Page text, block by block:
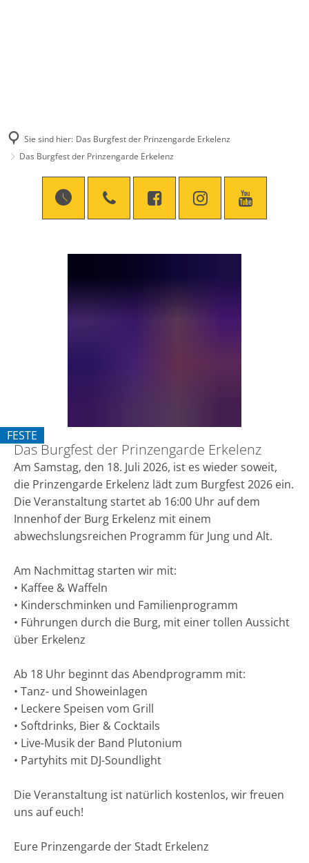
Sie sind hier: Das Burgfest der Prinzengarde Erkelenz
Das Burgfest der Prinzengarde Erkelenz
FESTE
KATEGORIE: FESTE
Das Burgfest der Prinzengarde Erkelenz
Am Samstag, den 18. Juli 2026, ist es wieder soweit,
die Prinzengarde Erkelenz lädt zum Burgfest 2026 ein.
Die Veranstaltung startet ab 16:00 Uhr auf dem
Innenhof der Burg Erkelenz mit einem
abwechslungsreichen Programm für Jung und Alt.
Am Nachmittag starten wir mit:
• Kaffee & Waffeln
• Kinderschminken und Familienprogramm
• Führungen durch die Burg, mit einer tollen Aussicht
über Erkelenz
Ab 18 Uhr beginnt das Abendprogramm mit:
• Tanz- und Showeinlagen
• Leckere Speisen vom Grill
• Softdrinks, Bier & Cocktails
• Live-Musik der Band Plutonium
• Partyhits mit DJ-Soundlight
Die Veranstaltung ist natürlich kostenlos, wir freuen
uns auf euch!
Eure Prinzengarde der Stadt Erkelenz